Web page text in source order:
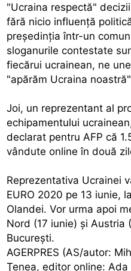
"Ucraina respectă"
fără nicio influenţă
preşedinţia într-un
sloganurile contestate
fiecărui ucrainean, ne
"apărăm Ucraina
Joi, un reprezentant al
echipamentului
declarat pentru AFP că
vândute online în două
Reprezentativa Ucrainei
EURO 2020 pe 13 iunie,
Olandei. Vor urma apoi
Nord (17 iunie) şi Austria
Bucureşti.
AGERPRES (AS/autor:
Ţenea, editor online: Ada